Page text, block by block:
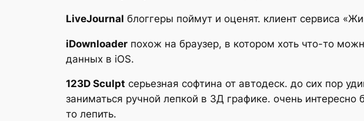
LiveJournal блоггеры поймут и оценят. клиент сервиса
iDownloader похож на браузер, в котором хоть что-то
данных в iOS.
123D Sculpt серьезная софтина от автодеск. до сих пор
заниматься ручной лепкой в 3Д графике. очень
то лепить.